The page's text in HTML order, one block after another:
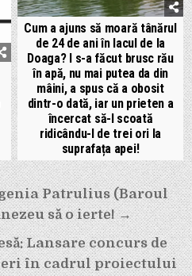
Cum a ajuns să moară tânărul
de 24 de ani în lacul de la
Doaga? I s-a făcut brusc rău
în apă, nu mai putea da din
mâini, a spus că a obosit
dintr-o dată, iar un prieten a
încercat să-l scoată
ridicându-l de trei ori la
suprafața apei!
Patrulius (Baroul
să o ierte! →
Lansare concurs de
în cadrul proiectului